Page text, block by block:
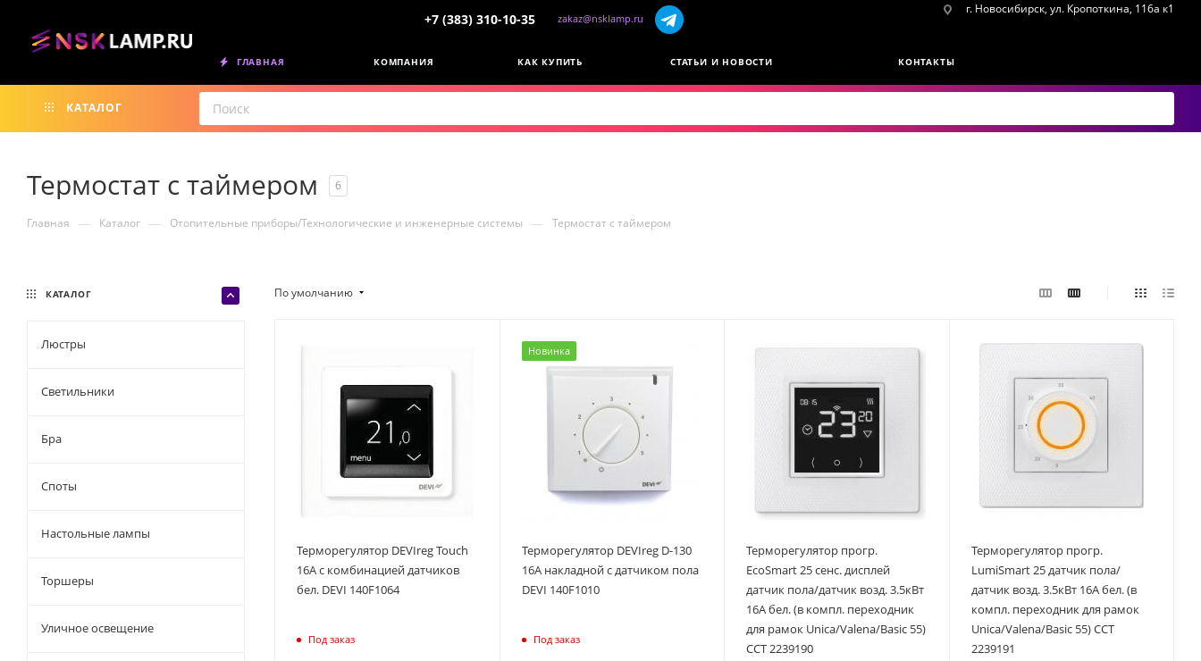
+7 (383) 310-10-35 zakaz@nsklamp.ru
г. Новосибирск, ул. Кропоткина, 116а к1
ГЛАВНАЯ КОМПАНИЯ КАК КУПИТЬ СТАТЬИ И НОВОСТИ КОНТАКТЫ
КАТАЛОГ
Термостат с таймером 6
Главная — Каталог — Отопительные приборы/Технологические и инженерные системы — Термостат с таймером
По умолчанию
Терморегулятор DEVIreg Touch
16А с комбинацией датчиков
бел. DEVI 140F1064
Под заказ
Новинка
Терморегулятор DEVIreg D-130
16А накладной с датчиком пола
DEVI 140F1010
Под заказ
Терморегулятор прогр.
EcoSmart 25 сенс. дисплей
датчик пола/датчик возд. 3.5кВт
16А бел. (в компл. переходник
для рамок Unica/Valena/Basic 55)
ССТ 2239190
Терморегулятор прогр.
LumiSmart 25 датчик пола/
датчик возд. 3.5кВт 16А бел. (в
компл. переходник для рамок
Unica/Valena/Basic 55) ССТ
2239191
КАТАЛОГ
Люстры
Светильники
Бра
Споты
Настольные лампы
Торшеры
Уличное освещение